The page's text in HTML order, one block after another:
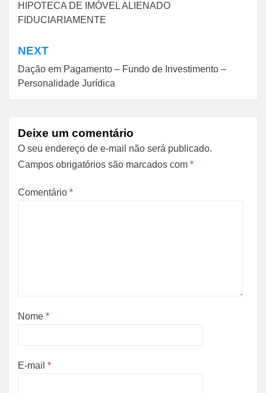
de
HIPOTECA DE IMÓVEL ALIENADO
FIDUCIARIAMENTE
NEXT
Dação em Pagamento – Fundo de Investimento –
Personalidade Jurídica
Deixe um comentário
O seu endereço de e-mail não será publicado.
Campos obrigatórios são marcados com *
Comentário *
Nome *
E-mail *